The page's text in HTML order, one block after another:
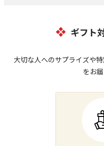
ギフト
大切な人へのサプライズや
をお届